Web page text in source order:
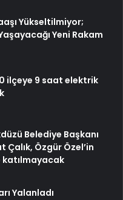
Yükseltilmiyor;
Yeni Rakam
ilçeye 9 saat elektrik
Belediye Başkanı
Çalık, Özgür Özel’in
Yalanladı